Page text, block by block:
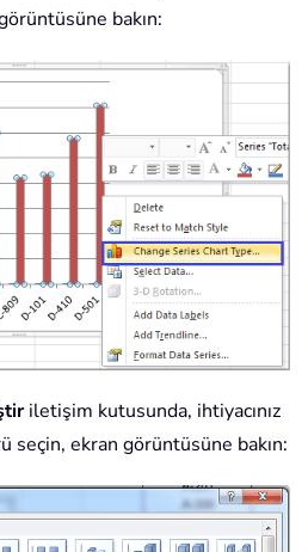
bakın:
iletişim kutusunda, ihtiyacınız
seçin, ekran görüntüsüne bakın: